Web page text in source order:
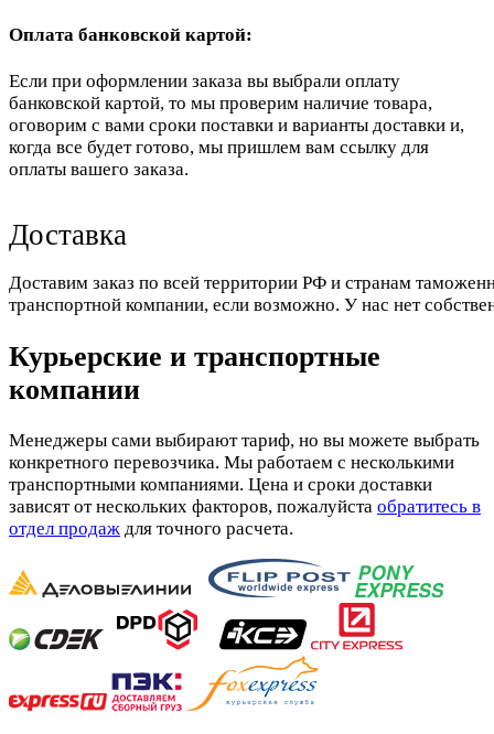
Оплата банковской картой:
Если при оформлении заказа вы выбрали оплату
банковской картой, то мы проверим наличие товара,
оговорим с вами сроки поставки и варианты доставки и,
когда все будет готово, мы пришлем вам ссылку для
оплаты вашего заказа.
Доставка
Доставим заказ по всей территории РФ и странам
транспортной компании, если возможно. У нас нет
Курьерские и транспортные
компании
Менеджеры сами выбирают тариф, но вы можете выбрать
конкретного перевозчика. Мы работаем с несколькими
транспортными компаниями. Цена и сроки доставки
зависят от нескольких факторов, пожалуйста обратитесь в
отдел продаж для точного расчета.